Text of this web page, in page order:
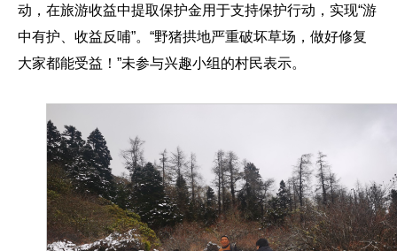
动，在旅游收益中提取保护金用于支持保护行动，实现“游
中有护、收益反哺”。“野猪拱地严重破坏草场，做好修复
大家都能受益！”未参与兴趣小组的村民表示。